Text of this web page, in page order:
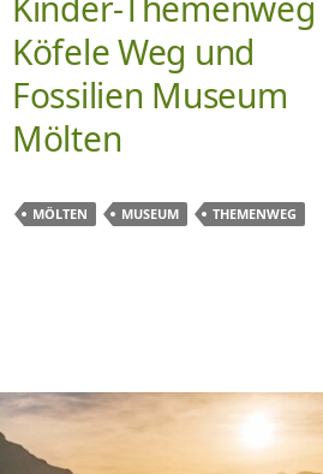
Köfele Weg und
Fossilien Museum
Mölten
MÖLTEN MUSEUM THEMENWEG